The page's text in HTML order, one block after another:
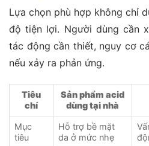
Lựa chọn phù hợp không chỉ
độ tiện lợi. Người dùng cần
tác động cần thiết, nguy cơ
nếu xảy ra phản ứng.
Tiêu
chí
Sản phẩm acid
dùng tại nhà
Mục
tiêu
Hỗ trợ bề mặt
da ở mức nhẹ